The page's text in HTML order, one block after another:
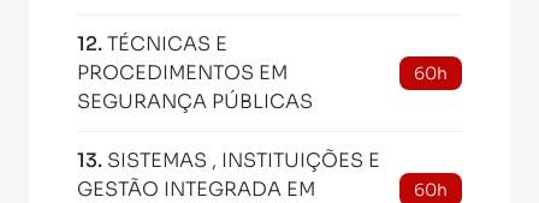
12.TÉCNICAS E
PROCEDIMENTOS EM
SEGURANÇA PÚBLICAS
60h
13. SISTEMAS , INSTITUIÇÕES E
GESTÃO INTEGRADA EM
60h